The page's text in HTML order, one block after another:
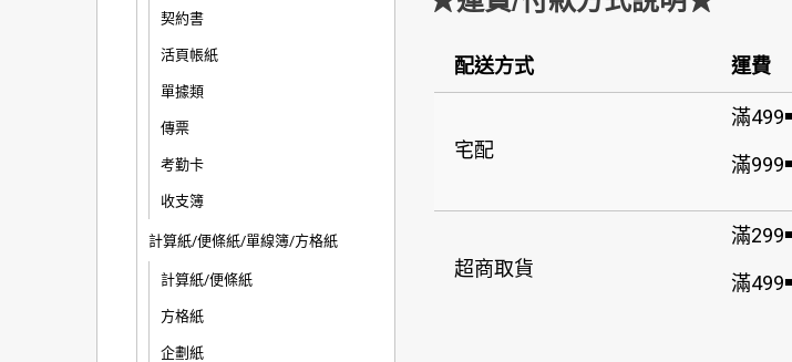
契約書
活頁帳紙
單據類
傳票
考勤卡
收支簿
計算紙/便條紙/單線簿/方格紙
計算紙/便條紙
方格紙
企劃紙
配送方式 運費
宅配
滿
滿
超商取貨
滿
滿